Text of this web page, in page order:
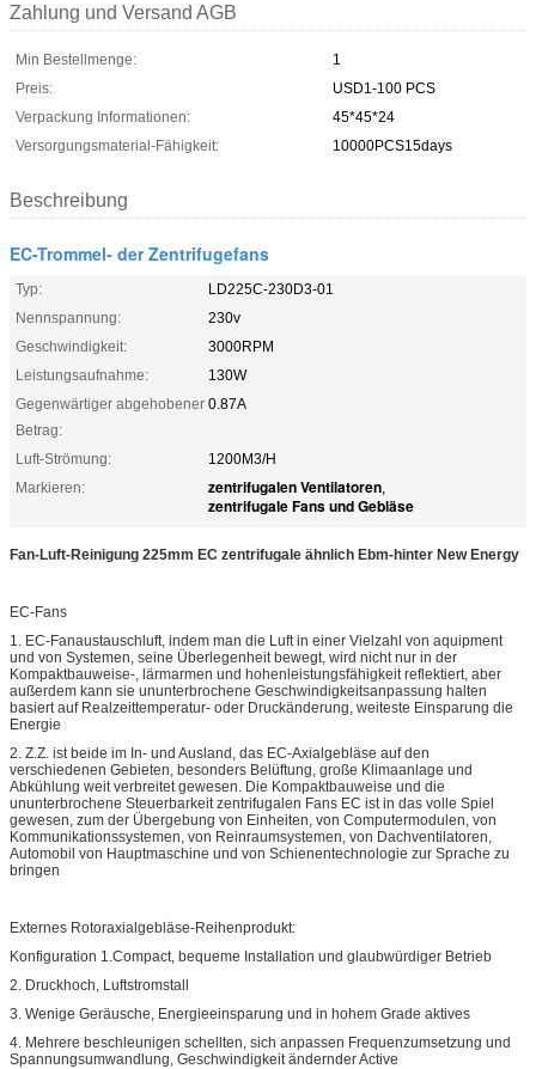
Zahlung und Versand AGB
Min Bestellmenge:
1
Preis:
USD1-100 PCS
Verpackung Informationen:
45*45*24
Versorgungsmaterial-Fähigkeit:
10000PCS15days
Beschreibung
EC-Trommel- der Zentrifugefans
Typ:
LD225C-230D3-01
Nennspannung:
230v
Geschwindigkeit:
3000RPM
Leistungsaufnahme:
130W
Gegenwärtiger abgehobener
Betrag:
0.87A
Luft-Strömung:
1200M3/H
Markieren:
zentrifugalen Ventilatoren,
zentrifugale Fans und Gebläse
Fan-Luft-Reinigung 225mm EC zentrifugale ähnlich Ebm-hinter New Energy
EC-Fans
1. EC-Fanaustauschluft, indem man die Luft in einer Vielzahl von aquipment
und von Systemen, seine Überlegenheit bewegt, wird nicht nur in der
Kompaktbauweise-, lärmarmen und hohenleistungsfähigkeit reflektiert, aber
außerdem kann sie ununterbrochene Geschwindigkeitsanpassung halten
basiert auf Realzeittemperatur- oder Druckänderung, weiteste Einsparung die
Energie
2. Z.Z. ist beide im In- und Ausland, das EC-Axialgebläse auf den
verschiedenen Gebieten, besonders Belüftung, große Klimaanlage und
Abkühlung weit verbreitet gewesen. Die Kompaktbauweise und die
ununterbrochene Steuerbarkeit zentrifugalen Fans EC ist in das volle Spiel
gewesen, zum der Übergebung von Einheiten, von Computermodulen, von
Kommunikationssystemen, von Reinraumsystemen, von Dachventilatoren,
Automobil von Hauptmaschine und von Schienentechnologie zur Sprache zu
bringen
Externes Rotoraxialgebläse-Reihenprodukt:
Konfiguration 1.Compact, bequeme Installation und glaubwürdiger Betrieb
2. Druckhoch, Luftstromstall
3. Wenige Geräusche, Energieeinsparung und in hohem Grade aktives
4. Mehrere beschleunigen schellten, sich anpassen Frequenzumsetzung und
Spannungsumwandlung, Geschwindigkeit ändernder Active